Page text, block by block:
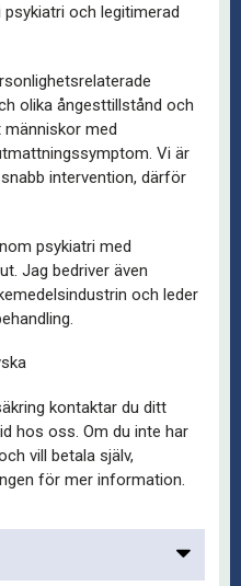
och legitimerad
olika ångesttillstånd och
människor med
Vi är
intervention, därför
psykiatri med
Jag bedriver även
och leder
kontaktar du ditt
hos oss. Om du inte har
vill betala själv,
för mer information.